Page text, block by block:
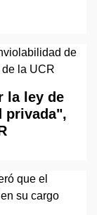
la ley de
privada",